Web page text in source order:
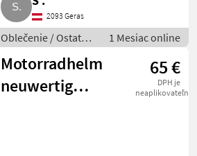
2093 Geras
Oblečenie / Ostatné
oblečenie
1 Mesiac online
Motorradhelm
neuwertig
65 €
DPH je
neaplikovateľné